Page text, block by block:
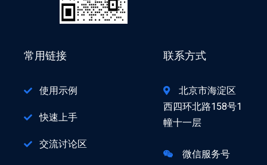
常用链接
使用示例
快速上手
交流讨论区
联系方式
北京市海淀区
西四环北路158号1
幢十一层
微信服务号